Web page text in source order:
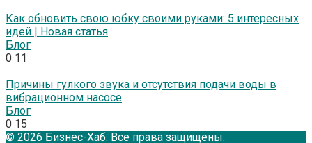
Как обновить свою юбку своими руками: 5 интересных
идей | Новая статья
Блог
0 11
Причины гулкого звука и отсутствия подачи воды в
вибрационном насосе
Блог
0 15
© 2026 Бизнес-Хаб. Все права защищены.